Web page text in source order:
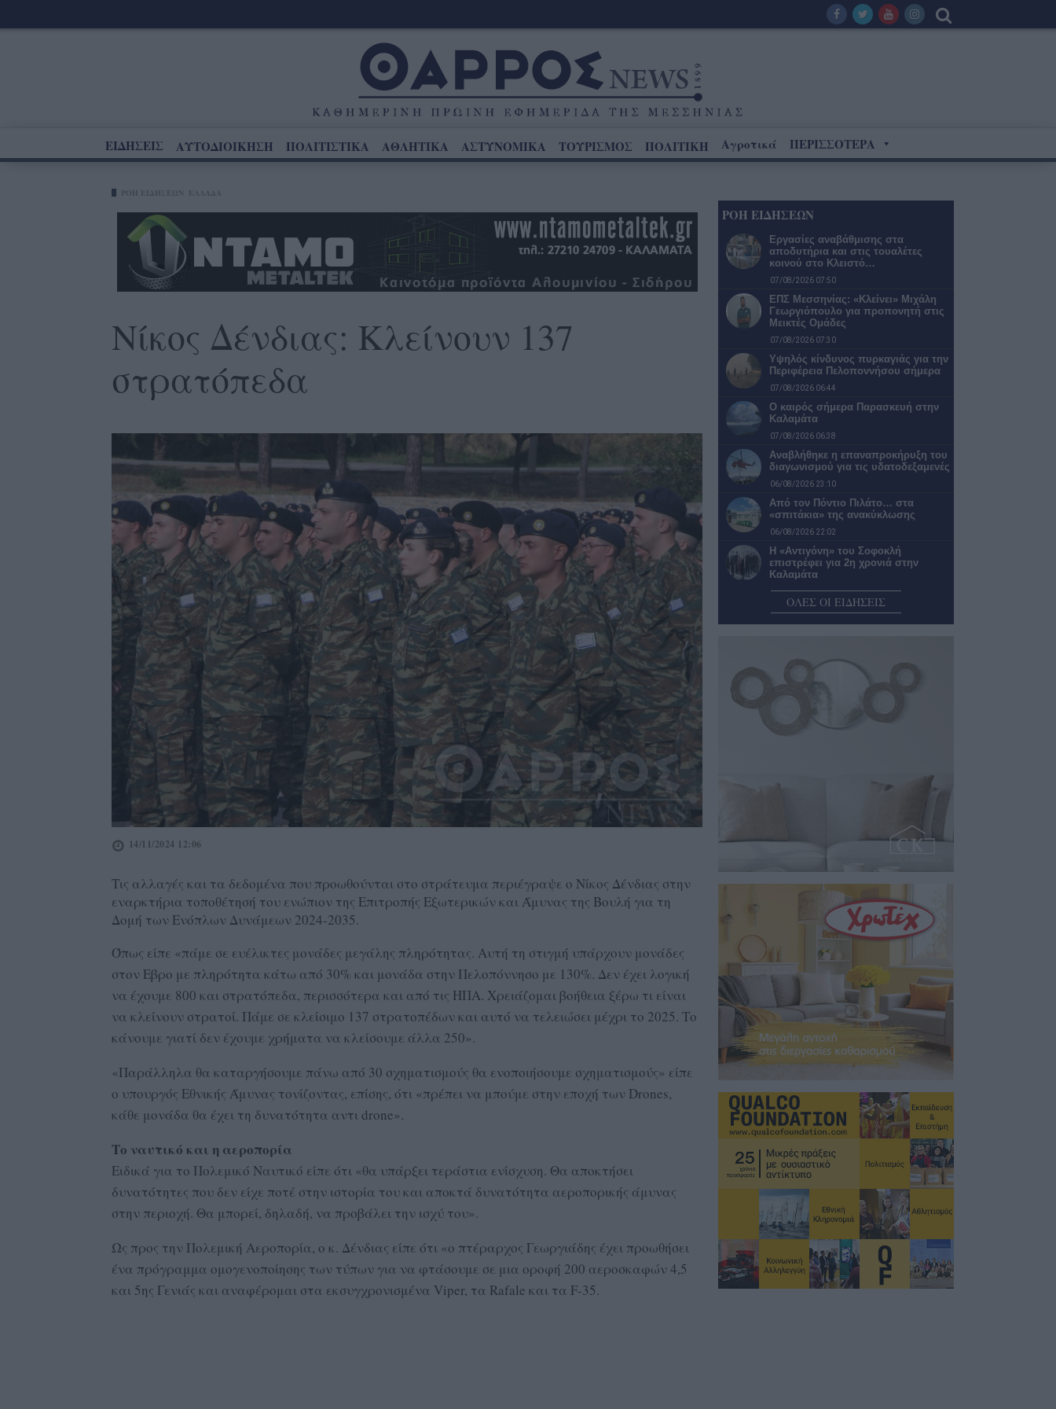
ΕΙΔΗΣΕΙΣ ΑΥΤΟΔΙΟΙΚΗΣΗ ΠΟΛΙΤΙΣΤΙΚΑ ΑΘΛΗΤΙΚΑ ΑΣΤΥΝΟΜΙΚΑ ΤΟΥΡΙΣΜΟΣ ΠΟΛΙΤΙΚΗ Αγροτικά ΠΕΡΙΣΣΟΤΕΡΑ
Νίκος Δένδιας: Κλείνουν 137
στρατόπεδα
14/11/2024 12:06
Τις αλλαγές και τα δεδομένα που προωθούνται στο στράτευμα περιέγραψε ο Νίκος Δένδιας στην
εναρκτήρια τοποθέτησή του ενώπιον της Επιτροπής Εξωτερικών και Άμυνας της Βουλή για τη
Δομή των Ενόπλων Δυνάμεων 2024-2035.
Όπως είπε «πάμε σε ευέλικτες μονάδες μεγάλης πληρότητας. Αυτή τη στιγμή υπάρχουν μονάδες
στον Εβρο με πληρότητα κάτω από 30% και μονάδα στην Πελοπόννησο με 130%. Δεν έχει λογική
να έχουμε 800 και στρατόπεδα, περισσότερα και από τις ΗΠΑ. Χρειάζομαι βοήθεια ξέρω τι είναι
να κλείνουν στρατοί. Πάμε σε κλείσιμο 137 στρατοπέδων και αυτό να τελειώσει μέχρι το 2025. Το
κάνουμε γιατί δεν έχουμε χρήματα να κλείσουμε άλλα 250».
«Παράλληλα θα καταργήσουμε πάνω από 30 σχηματισμούς θα ενοποιήσουμε σχηματισμούς» είπε
ο υπουργός Εθνικής Άμυνας τονίζοντας, επίσης, ότι «πρέπει να μπούμε στην εποχή των Drones,
κάθε μονάδα θα έχει τη δυνατότητα αντι drone».
Το ναυτικό και η αεροπορία
Ειδικά για το Πολεμικό Ναυτικό είπε ότι «θα υπάρξει τεράστια ενίσχυση. Θα αποκτήσει
δυνατότητες που δεν είχε ποτέ στην ιστορία του και αποκτά δυνατότητα αεροπορικής άμυνας
στην περιοχή. Θα μπορεί, δηλαδή, να προβάλει την ισχύ του».
Ως προς την Πολεμική Αεροπορία, ο κ. Δένδιας είπε ότι «ο πτέραρχος Γεωργιάδης έχει προωθήσει
ένα πρόγραμμα ομογενοποίησης των τύπων για να φτάσουμε σε μια οροφή 200 αεροσκαφών 4,5
και 5ης Γενιάς και αναφέρομαι στα εκσυγχρονισμένα Viper, τα Rafale και τα F-35.
ΡΟΗ ΕΙΔΗΣΕΩΝ
Εργασίες αναβάθμισης στα
αποδυτήρια και στις τουαλέτες
κοινού στο Κλειστό…
07/08/2026 07:50
ΕΠΣ Μεσσηνίας: «Κλείνει» Μιχάλη
Γεωργιόπουλο για προπονητή στις
Μεικτές Ομάδες
07/08/2026 07:30
Υψηλός κίνδυνος πυρκαγιάς για την
Περιφέρεια Πελοποννήσου σήμερα
07/08/2026 06:44
Ο καιρός σήμερα Παρασκευή στην
Καλαμάτα
07/08/2026 06:38
Αναβλήθηκε η επαναπροκήρυξη του
διαγωνισμού για τις υδατοδεξαμενές
06/08/2026 23:10
Από τον Πόντιο Πιλάτο… στα
«σπιτάκια» της ανακύκλωσης
06/08/2026 22:02
Η «Αντιγόνη» του Σοφοκλή
επιστρέφει για 2η χρονιά στην
Καλαμάτα
06/08/2026 21:28
Ανοίγει ο δρόμος για τον Βιολογικό
Καθαρισμό Πεταλιδίου
Ενεργοποιείται χρηματοδοτικό
εργαλείο 9 εκατ. ευρώ για
αναβάθμιση του οδικού…
06/08/2026 20:30
ΟΛΕΣ ΟΙ ΕΙΔΗΣΕΙΣ